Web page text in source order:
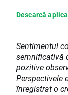
Descarcă
Sentimentul
semnificativă
pozitive
Perspectivele
înregistrat o